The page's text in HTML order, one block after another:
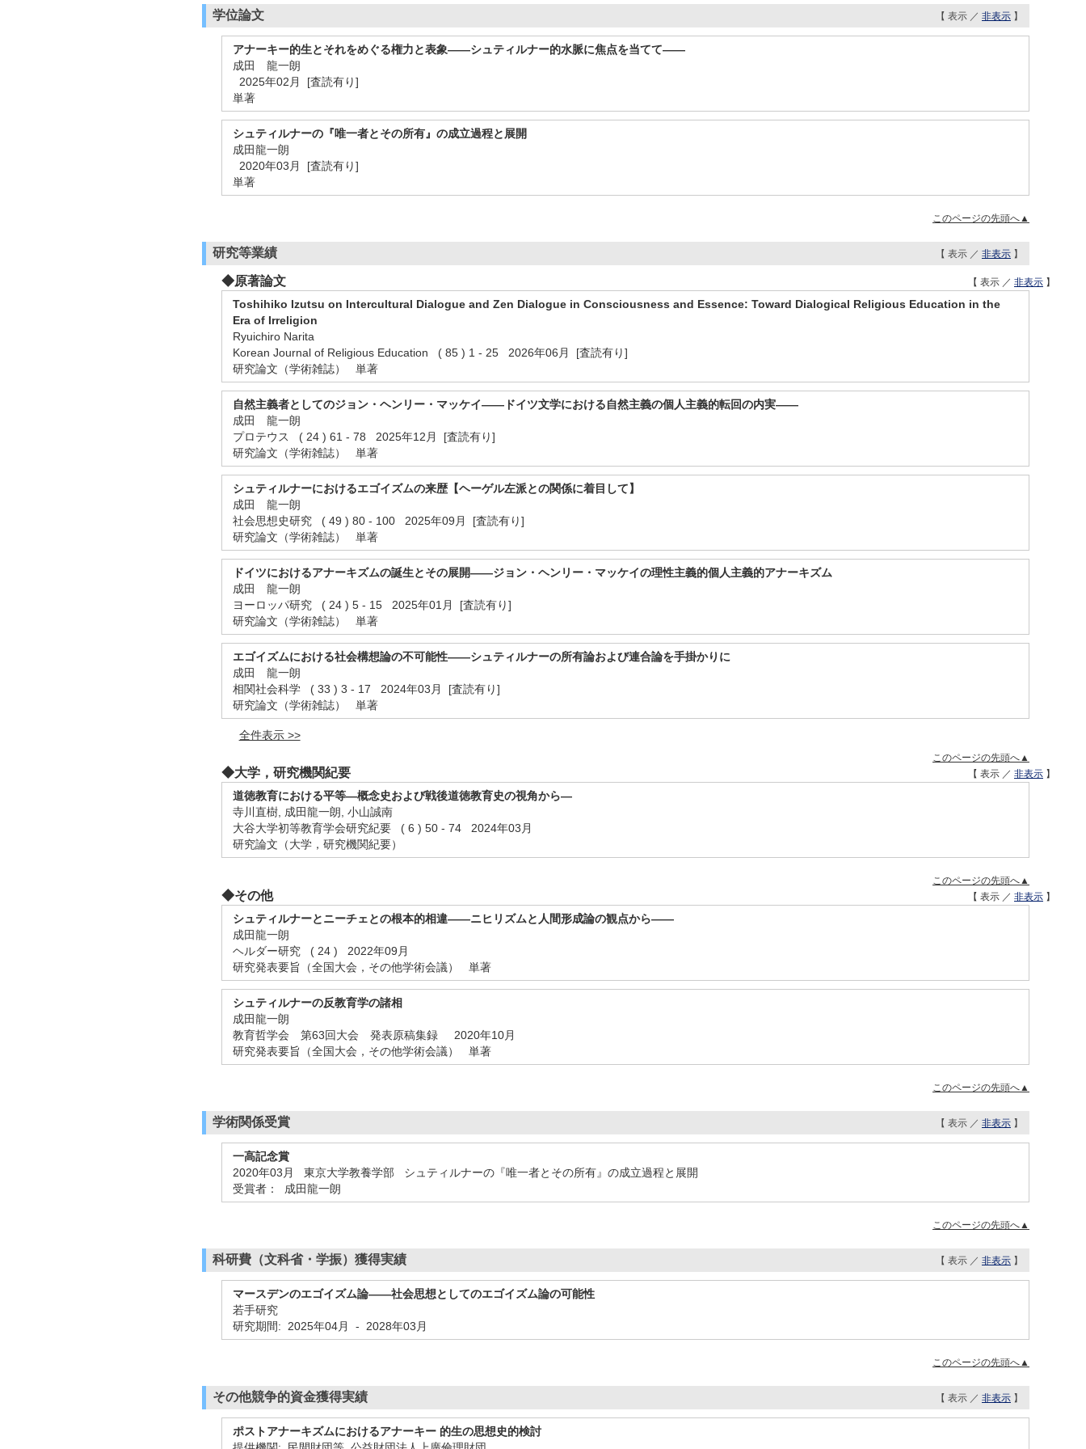
学位論文 【 表示 ／ 非表示 】
アナーキー的生とそれをめぐる権力と表象――シュティルナー的水脈に焦点を当てて――
成田 龍一朗
2025年02月 [査読有り]
単著
シュティルナーの『唯一者とその所有』の成立過程と展開
成田龍一朗
2020年03月 [査読有り]
単著
このページの先頭へ▲
研究等業績 【 表示 ／ 非表示 】
◆原著論文 【 表示 ／ 非表示 】
Toshihiko Izutsu on Intercultural Dialogue and Zen Dialogue in Consciousness and Essence: Toward Dialogical Religious Education in the
Era of Irreligion
Ryuichiro Narita
Korean Journal of Religious Education ( 85 ) 1 - 25 2026年06月 [査読有り]
研究論文（学術雑誌） 単著
自然主義者としてのジョン・ヘンリー・マッケイ――ドイツ文学における自然主義の個人主義的転回の内実――
成田 龍一朗
プロテウス ( 24 ) 61 - 78 2025年12月 [査読有り]
研究論文（学術雑誌） 単著
シュティルナーにおけるエゴイズムの来歴【ヘーゲル左派との関係に着目して】
成田 龍一朗
社会思想史研究 ( 49 ) 80 - 100 2025年09月 [査読有り]
研究論文（学術雑誌） 単著
ドイツにおけるアナーキズムの誕生とその展開――ジョン・ヘンリー・マッケイの理性主義的個人主義的アナーキズム
成田 龍一朗
ヨーロッパ研究 ( 24 ) 5 - 15 2025年01月 [査読有り]
研究論文（学術雑誌） 単著
エゴイズムにおける社会構想論の不可能性――シュティルナーの所有論および連合論を手掛かりに
成田 龍一朗
相関社会科学 ( 33 ) 3 - 17 2024年03月 [査読有り]
研究論文（学術雑誌） 単著
全件表示 >>
このページの先頭へ▲
◆⼤学，研究機関紀要 【 表示 ／ 非表示 】
道徳教育における平等―概念史および戦後道徳教育史の視角から―
寺川直樹, 成田龍一朗, 小山誠南
大谷大学初等教育学会研究紀要 ( 6 ) 50 - 74 2024年03月
研究論文（大学，研究機関紀要）
このページの先頭へ▲
◆その他 【 表示 ／ 非表示 】
シュティルナーとニーチェとの根本的相違――ニヒリズムと人間形成論の観点から――
成田龍一朗
ヘルダー研究 ( 24 ) 2022年09月
研究発表要旨（全国大会，その他学術会議） 単著
シュティルナーの反教育学の諸相
成田龍一朗
教育哲学会 第63回大会 発表原稿集録 2020年10月
研究発表要旨（全国大会，その他学術会議） 単著
このページの先頭へ▲
学術関係受賞 【 表示 ／ 非表示 】
一高記念賞
2020年03月 東京大学教養学部 シュティルナーの『唯一者とその所有』の成立過程と展開
受賞者： 成田龍一朗
このページの先頭へ▲
科研費（文科省・学振）獲得実績 【 表示 ／ 非表示 】
マースデンのエゴイズム論――社会思想としてのエゴイズム論の可能性
若手研究
研究期間: 2025年04月 - 2028年03月
このページの先頭へ▲
その他競争的資金獲得実績 【 表示 ／ 非表示 】
ポストアナーキズムにおけるアナーキー 的生の思想史的検討